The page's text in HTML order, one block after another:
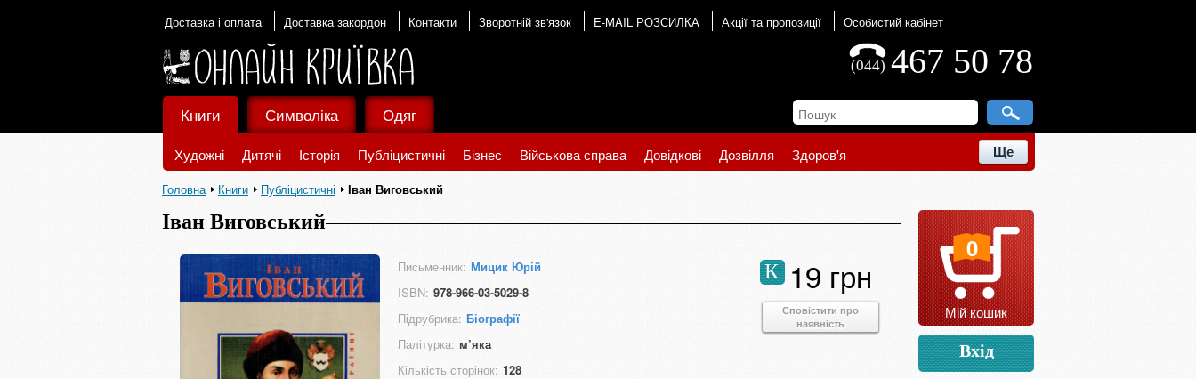
Доставка і оплата Доставка закордон Контакти Зворотній зв'язок E-MAIL РОЗСИЛКА Акції та пропозиції Особистий кабінет
467 50 78
(044)
Книги
Художні Дитячі Історія Публіцистичні Бізнес Військова справа Довідкові Дозвілля Здоров'я Ще
Символіка Одяг
Головна Книги Публіцистичні Іван Виговський
Іван Виговський
Письменник: Мицик Юрій
ISBN: 978-966-03-5029-8
Підрубрика: Біографії
Палітурка: м’яка
Кількість сторінок: 128
19 грн
К
Сповістити про
наявність
0
Мій кошик
Вхід